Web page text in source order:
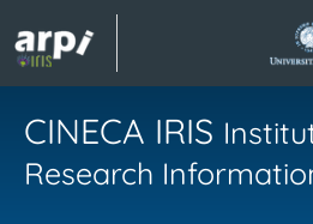
CINECA IRIS
Research